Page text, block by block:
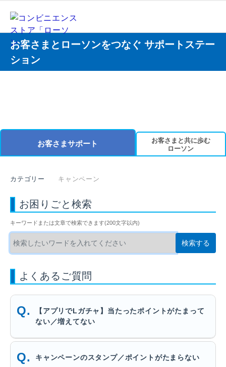
お客さまとローソンをつなぐ サポートステー
ション
お客さまサポート
お客さまと共に歩む
ローソン
カテゴリー キャンペーン
お困りごと検索
キーワードまたは文章で検索できます(200文字以内)
よくあるご質問
【アプリでLガチャ】当たったポイントがたまって
ない／増えてない
キャンペーンのスタンプ／ポイントがたまらない